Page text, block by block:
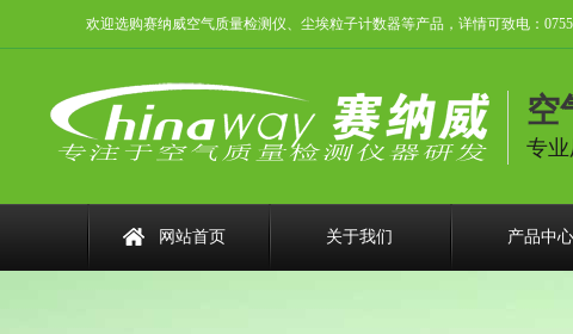
欢迎选购赛纳威空气质量检测仪、尘埃粒子计数器等产品，详情可致电：
空
专业
网站首页 关于我们 产品中心